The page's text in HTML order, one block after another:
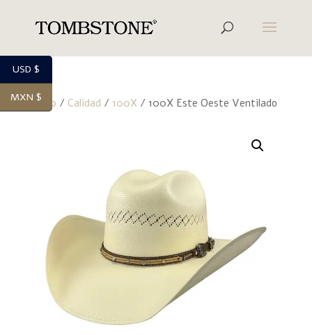
Inicio / Calidad / 100X / 100X Este Oeste Ventilado
USD $
MXN $